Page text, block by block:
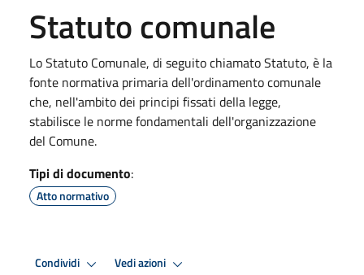
Statuto comunale
Lo Statuto Comunale, di seguito chiamato Statuto, è la
fonte normativa primaria dell'ordinamento comunale
che, nell'ambito dei principi fissati della legge,
stabilisce le norme fondamentali dell'organizzazione
del Comune.
Tipi di documento:
Atto normativo
Condividi Vedi azioni